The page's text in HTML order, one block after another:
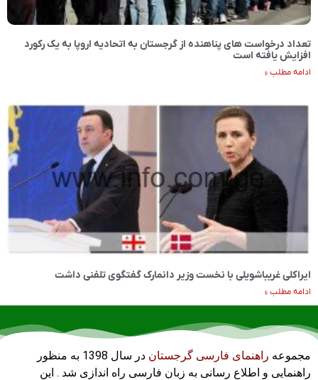
تعداد درخواست های پناهنده از گرجستان به اتحادیه اروپا به یک رکورد
افزایش یافته است
ادامه مطلب »
ایراکلی غریباشویلی با نخست وزیر دانمارک گفتگوی تلفنی داشت
ادامه مطلب »
مجموعه راهنمای فارسی گرجستان
در سال 1398 به منظور
راهنمایی و اطلاع رسانی به زبان فارسی راه اندازی شد . این